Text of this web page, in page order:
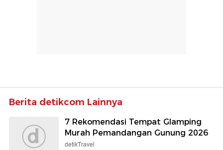
Berita detikcom Lainnya
7 Rekomendasi Tempat Glamping
Murah Pemandangan Gunung 2026
detikTravel